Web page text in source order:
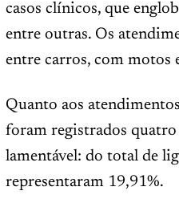
casos clínicos, que
entre outras. Os
entre carros, com motos
Quanto aos
foram registrados quatro
lamentável: do total de
representaram 19,91%.